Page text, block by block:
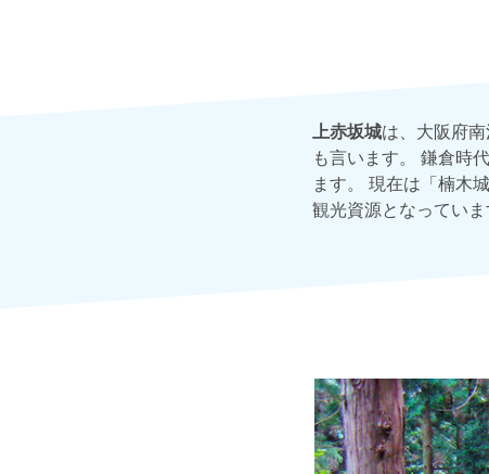
上赤坂城は、大阪府
も言います。 鎌倉時
ます。 現在は「楠木
観光資源となっていま